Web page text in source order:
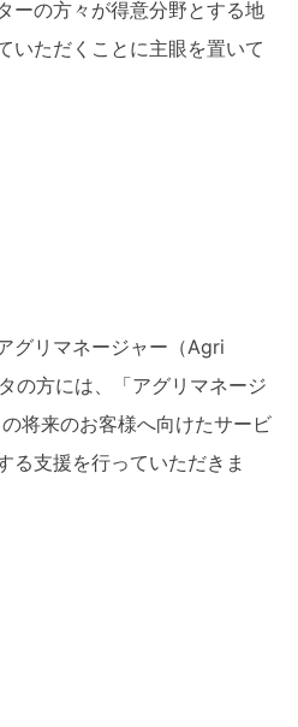
ーの方々が得意分野とする地
いただくことに主眼を置いて
グリマネージャー（Agri
の方には、「アグリマネージ
将来のお客様へ向けたサービ
る支援を行っていただきま